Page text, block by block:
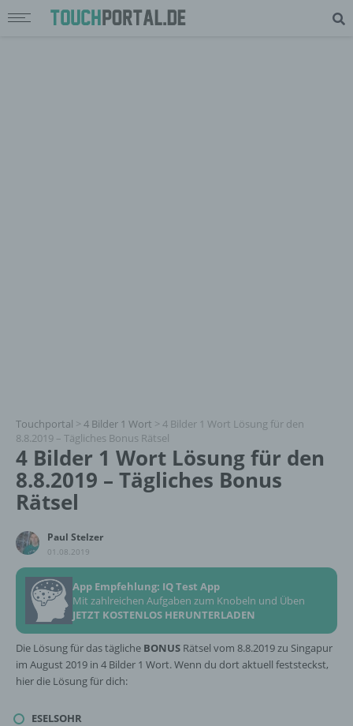
Touchportal > 4 Bilder 1 Wort > 4 Bilder 1 Wort Lösung für den
8.8.2019 – Tägliches Bonus Rätsel
4 Bilder 1 Wort Lösung für den
8.8.2019 – Tägliches Bonus
Rätsel
Paul Stelzer
01.08.2019
App Empfehlung: IQ Test App
Mit zahlreichen Aufgaben zum Knobeln und Üben
JETZT KOSTENLOS HERUNTERLADEN
Die Lösung für das tägliche BONUS Rätsel vom 8.8.2019 zu Singapur
im August 2019 in 4 Bilder 1 Wort. Wenn du dort aktuell feststeckst,
hier die Lösung für dich:
ESELSOHR